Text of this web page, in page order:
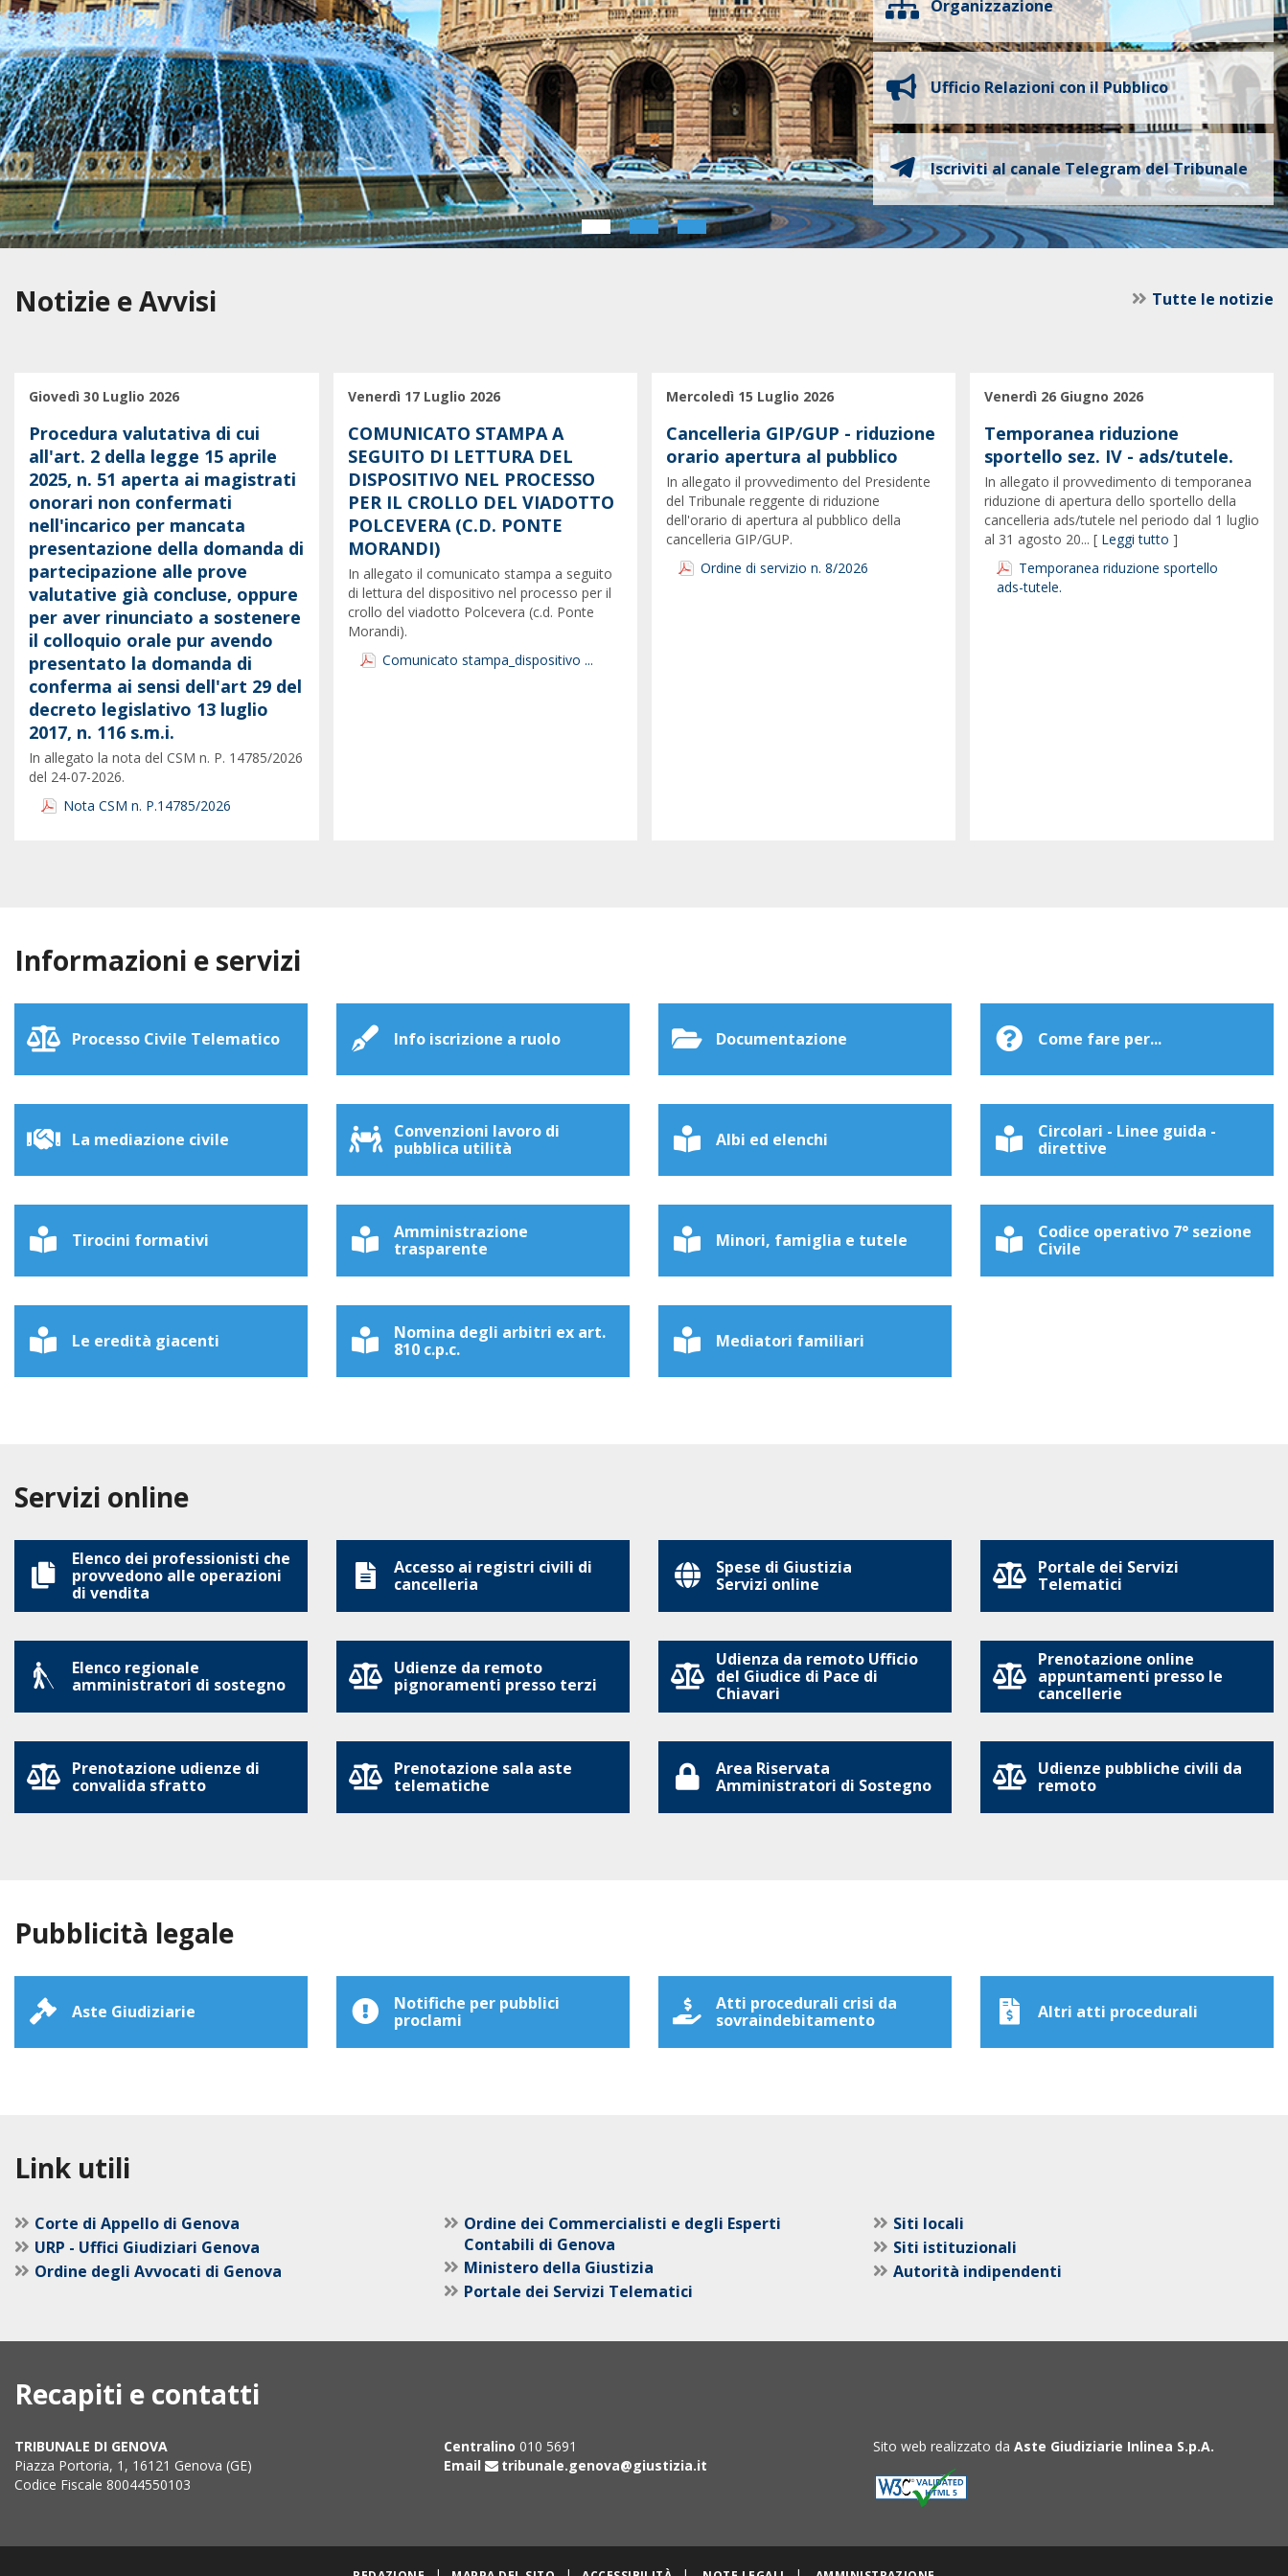
Organizzazione
Ufficio Relazioni con il Pubblico
Iscriviti al canale Telegram del Tribunale
Notizie e Avvisi Tutte le notizie
Giovedì 30 Luglio 2026
Procedura valutativa di cui
all'art. 2 della legge 15 aprile
2025, n. 51 aperta ai magistrati
onorari non confermati
nell'incarico per mancata
presentazione della domanda di
partecipazione alle prove
valutative già concluse, oppure
per aver rinunciato a sostenere
il colloquio orale pur avendo
presentato la domanda di
conferma ai sensi dell'art 29 del
decreto legislativo 13 luglio
2017, n. 116 s.m.i.
In allegato la nota del CSM n. P. 14785/2026
del 24-07-2026.
Nota CSM n. P.14785/2026
Venerdì 17 Luglio 2026
COMUNICATO STAMPA A
SEGUITO DI LETTURA DEL
DISPOSITIVO NEL PROCESSO
PER IL CROLLO DEL VIADOTTO
POLCEVERA (C.D. PONTE
MORANDI)
In allegato il comunicato stampa a seguito
di lettura del dispositivo nel processo per il
crollo del viadotto Polcevera (c.d. Ponte
Morandi).
Comunicato stampa_dispositivo ...
Mercoledì 15 Luglio 2026
Cancelleria GIP/GUP - riduzione
orario apertura al pubblico
In allegato il provvedimento del Presidente
del Tribunale reggente di riduzione
dell'orario di apertura al pubblico della
cancelleria GIP/GUP.
Ordine di servizio n. 8/2026
Venerdì 26 Giugno 2026
Temporanea riduzione
sportello sez. IV - ads/tutele.
In allegato il provvedimento di temporanea
riduzione di apertura dello sportello della
cancelleria ads/tutele nel periodo dal 1 luglio
al 31 agosto 20... [ Leggi tutto ]
Temporanea riduzione sportello
ads-tutele.
Informazioni e servizi
Processo Civile Telematico Info iscrizione a ruolo Documentazione Come fare per...
La mediazione civile
Convenzioni lavoro di
pubblica utilità
Albi ed elenchi
Circolari - Linee guida -
direttive
Tirocini formativi
Amministrazione
trasparente
Minori, famiglia e tutele
Codice operativo 7° sezione
Civile
Le eredità giacenti
Nomina degli arbitri ex art.
810 c.p.c.
Mediatori familiari
Servizi online
Elenco dei professionisti che
provvedono alle operazioni
di vendita
Accesso ai registri civili di
cancelleria
Spese di Giustizia
Servizi online
Portale dei Servizi
Telematici
Elenco regionale
amministratori di sostegno
Udienze da remoto
pignoramenti presso terzi
Udienza da remoto Ufficio
del Giudice di Pace di
Chiavari
Prenotazione online
appuntamenti presso le
cancellerie
Prenotazione udienze di
convalida sfratto
Prenotazione sala aste
telematiche
Area Riservata
Amministratori di Sostegno
Udienze pubbliche civili da
remoto
Pubblicità legale
Aste Giudiziarie
Notifiche per pubblici
proclami
Atti procedurali crisi da
sovraindebitamento
Altri atti procedurali
Link utili
Corte di Appello di Genova
URP - Uffici Giudiziari Genova
Ordine degli Avvocati di Genova
Ordine dei Commercialisti e degli Esperti
Contabili di Genova
Ministero della Giustizia
Portale dei Servizi Telematici
Siti locali
Siti istituzionali
Autorità indipendenti
Recapiti e contatti
TRIBUNALE DI GENOVA
Piazza Portoria, 1, 16121 Genova (GE)
Codice Fiscale 80044550103
Centralino 010 5691
Email
tribunale.genova@giustizia.it
Sito web realizzato da Aste Giudiziarie Inlinea S.p.A.